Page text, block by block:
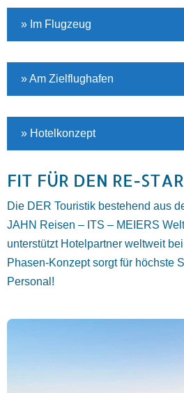
» Im Flugzeug
» Am Zielflughafen
» Hotelkonzept
FIT FÜR DEN RE-
Die DER Touristik bestehend aus
JAHN Reisen – ITS – MEIERS
unterstützt Hotelpartner weltweit
Phasen-Konzept sorgt für höchste
Personal!